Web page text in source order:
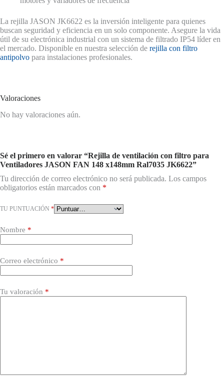
La rejilla JASON JK6622 es la inversión inteligente para quienes
buscan seguridad y eficiencia en un solo componente. Asegure la vida
útil de su electrónica industrial con un sistema de filtrado IP54 líder en
el mercado. Disponible en nuestra selección de rejilla con filtro
antipolvo para instalaciones profesionales.
Valoraciones
No hay valoraciones aún.
Sé el primero en valorar “Rejilla de ventilación con filtro para
Ventiladores JASON FAN 148 x148mm Ral7035 JK6622”
Tu dirección de correo electrónico no será publicada. Los campos
obligatorios están marcados con *
TU PUNTUACIÓN *
Nombre *
Correo electrónico *
Tu valoración *